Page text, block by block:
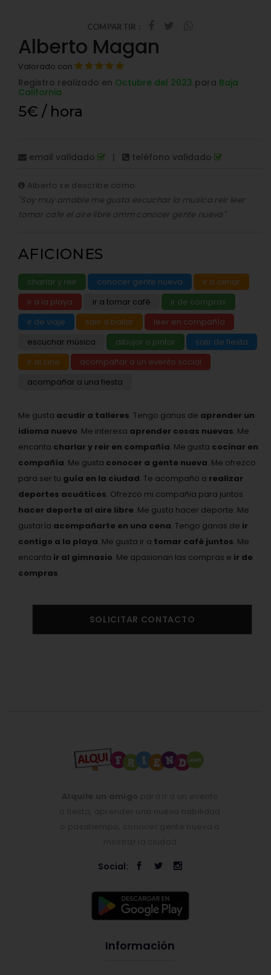
COMPARTIR :
Alberto Magan
Valorado con
Registro realizado en Octubre del 2023 para Baja
California
5€ / hora
email validado | teléfono validado
Alberto se describe como:
"Soy muy amable me gusta escuchar la musica reir leer
tomar cafe el aire libre amm conocer gente nueva"
AFICIONES
charlar y reir conocer gente nueva
ir a cenar
ir a la playa
ir a tomar café
ir de compras
ir de viaje
salir a bailar
leer en compañía
escuchar música
dibujar o pintar
salir de fiesta
ir al cine
acompañar a un evento social
acompañar a una fiesta
Me gusta acudir a talleres. Tengo ganas de aprender un
idioma nuevo. Me interesa aprender cosas nuevas. Me
encanta charlar y reir en compañía. Me gusta cocinar en
compañía. Me gusta conocer a gente nueva. Me ofrezco
para ser tu guía en la ciudad. Te acompaño a realizar
deportes acuáticos. Ofrezco mi compañia para juntos
hacer deporte al aire libre. Me gusta hacer deporte. Me
gustaría acompañarte en una cena. Tengo ganas de ir
contigo a la playa. Me gusta ir a tomar café juntos. Me
encanta ir al gimnasio. Me apasionan las compras e ir de
compras.
SOLICITAR CONTACTO
Social:
Información